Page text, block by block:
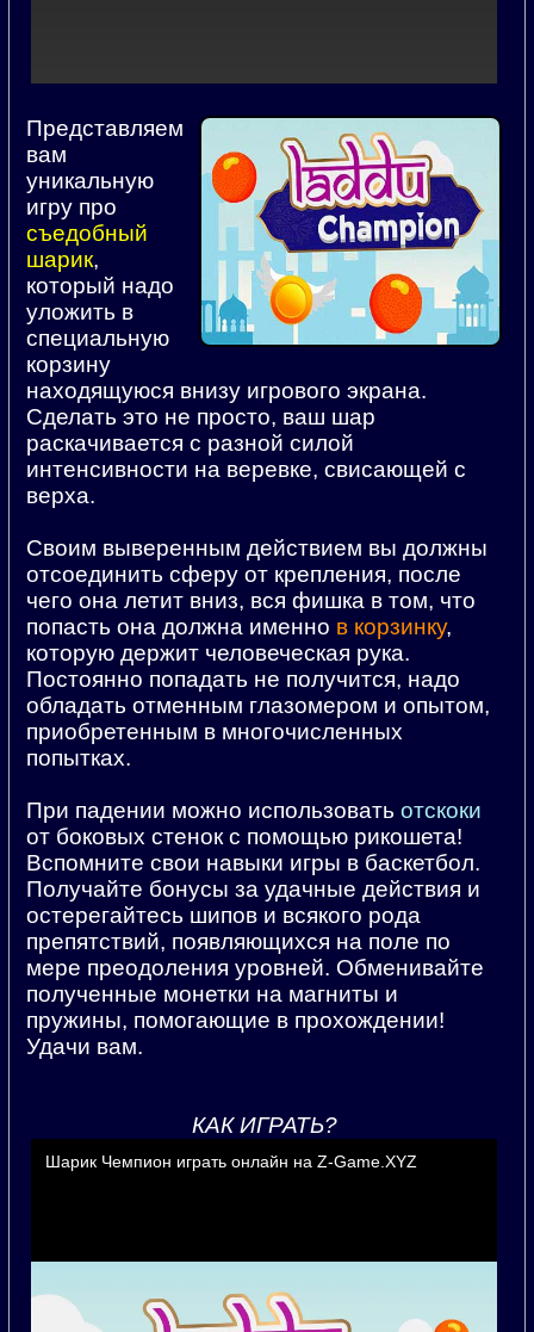
Представляем
вам
уникальную
игру про
съедобный
шарик,
который надо
уложить в
специальную
корзину
находящуюся внизу игрового экрана.
Сделать это не просто, ваш шар
раскачивается с разной силой
интенсивности на веревке, свисающей с
верха.
Своим выверенным действием вы должны
отсоединить сферу от крепления, после
чего она летит вниз, вся фишка в том, что
попасть она должна именно в корзинку,
которую держит человеческая рука.
Постоянно попадать не получится, надо
обладать отменным глазомером и опытом,
приобретенным в многочисленных
попытках.
При падении можно использовать отскоки
от боковых стенок с помощью рикошета!
Вспомните свои навыки игры в баскетбол.
Получайте бонусы за удачные действия и
остерегайтесь шипов и всякого рода
препятствий, появляющихся на поле по
мере преодоления уровней. Обменивайте
полученные монетки на магниты и
пружины, помогающие в прохождении!
Удачи вам.
КАК ИГРАТЬ?